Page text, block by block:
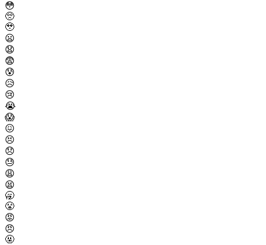
😳
🥺
🥹
😦
😧
😨
😰
😥
😢
😭
😱
😖
😣
😞
😓
😩
😫
🥱
😤
😡
😠
🤬